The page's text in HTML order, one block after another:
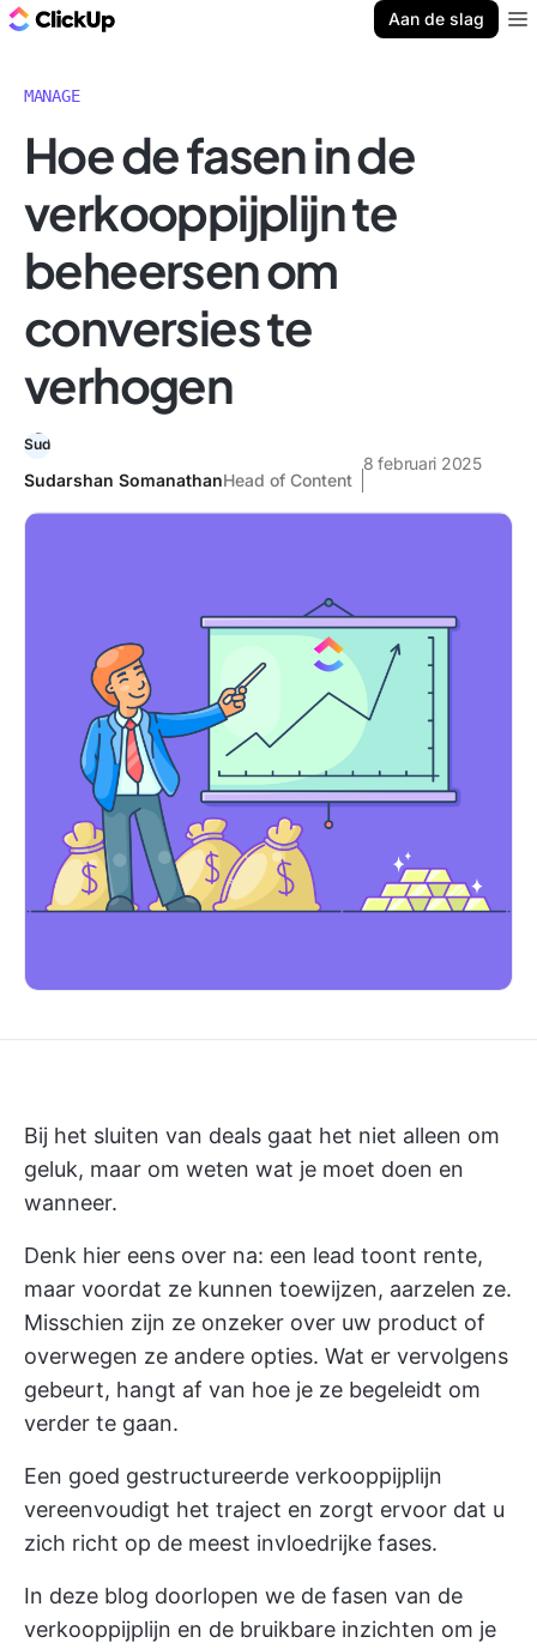
Aan de slag
MANAGE
Hoe de fasen in de
verkooppijplijn te
beheersen om
conversies te
verhogen
Sudarshan SomanathanHead of Content
8 februari 2025
Bij het sluiten van deals gaat het niet alleen om
geluk, maar om weten wat je moet doen en
wanneer.
Denk hier eens over na: een lead toont rente,
maar voordat ze kunnen toewijzen, aarzelen ze.
Misschien zijn ze onzeker over uw product of
overwegen ze andere opties. Wat er vervolgens
gebeurt, hangt af van hoe je ze begeleidt om
verder te gaan.
Een goed gestructureerde verkooppijplijn
vereenvoudigt het traject en zorgt ervoor dat u
zich richt op de meest invloedrijke fases.
In deze blog doorlopen we de fasen van de
verkooppijplijn en de bruikbare inzichten om je